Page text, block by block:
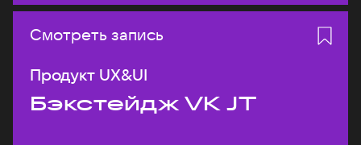
Смотреть запись
Продукт UX&UI
Бэкстейдж VK JT